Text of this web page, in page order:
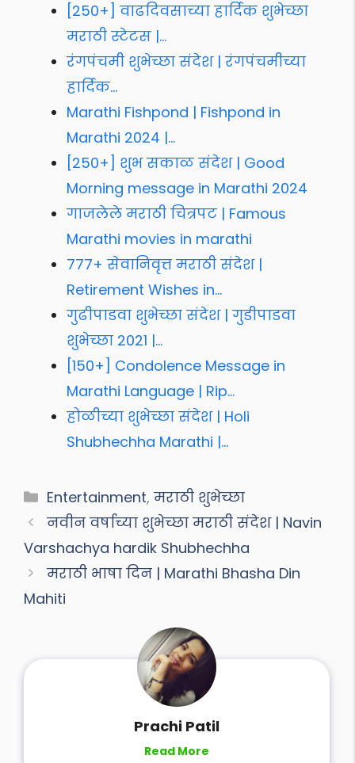
[250+] वाढदिवसाच्या हार्दिक शुभेच्छा
मराठी स्टेटस |…
रंगपंचमी शुभेच्छा संदेश | रंगपंचमीच्या
हार्दिक…
Marathi Fishpond | Fishpond in
Marathi 2024 |…
[250+] शुभ सकाळ संदेश | Good
Morning message in Marathi 2024
गाजलेले मराठी चित्रपट | Famous
Marathi movies in marathi
777+ सेवानिवृत्त मराठी संदेश |
Retirement Wishes in…
गुढीपाडवा शुभेच्छा संदेश | गुडीपाडवा
शुभेच्छा 2021 |…
[150+] Condolence Message in
Marathi Language | Rip…
होळीच्या शुभेच्छा संदेश | Holi
Shubhechha Marathi |…
Categories
Entertainment, मराठी शुभेच्छा
नवीन वर्षाच्या शुभेच्छा मराठी संदेश | Navin
Varshachya hardik Shubhechha
मराठी भाषा दिन | Marathi Bhasha Din
Mahiti
Prachi Patil
Read More